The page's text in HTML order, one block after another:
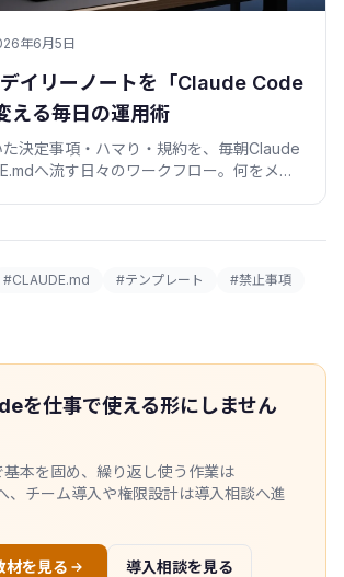
年6月5日
イリーノートを「Claude Code
える毎日の運用術
決定事項・ハマり・規約を、毎朝Claude
へ流す日々のワークフロー。何をメモ
#CLAUDE.md #テンプレート
#禁止事項
を仕事で使える形にしません
基本を固め、繰り返し使う作業は
、チーム導入や権限設計は導入相談へ進
を見る 導入相談を見る